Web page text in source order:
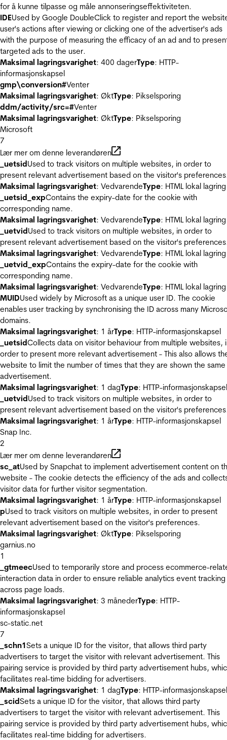
for å kunne tilpasse og måle annonseringseffektiviteten.
IDEUsed by Google DoubleClick to register and report the
user's actions after viewing or clicking one of the advertiser's ads
with the purpose of measuring the efficacy of an ad and to
targeted ads to the user.
Maksimal lagringsvarighet: 400 dagerType: HTTP-
informasjonskapsel
gmp\conversion#Venter
Maksimal lagringsvarighet: ØktType: Pikselsporing
ddm/activity/src=#Venter
Maksimal lagringsvarighet: ØktType: Pikselsporing
Microsoft
7
Lær mer om denne leverandøren
_uetsidUsed to track visitors on multiple websites, in order to
present relevant advertisement based on the visitor's
Maksimal lagringsvarighet: VedvarendeType: HTML lokal lagring
_uetsid_expContains the expiry-date for the cookie with
corresponding name.
Maksimal lagringsvarighet: VedvarendeType: HTML lokal lagring
_uetvidUsed to track visitors on multiple websites, in order to
present relevant advertisement based on the visitor's
Maksimal lagringsvarighet: VedvarendeType: HTML lokal lagring
_uetvid_expContains the expiry-date for the cookie with
corresponding name.
Maksimal lagringsvarighet: VedvarendeType: HTML lokal lagring
MUIDUsed widely by Microsoft as a unique user ID. The cookie
enables user tracking by synchronising the ID across many
domains.
Maksimal lagringsvarighet: 1 årType: HTTP-informasjonskapsel
_uetsidCollects data on visitor behaviour from multiple websites,
order to present more relevant advertisement - This also allows
website to limit the number of times that they are shown the same
advertisement.
Maksimal lagringsvarighet: 1 dagType: HTTP-informasjonskapsel
_uetvidUsed to track visitors on multiple websites, in order to
present relevant advertisement based on the visitor's
Maksimal lagringsvarighet: 1 årType: HTTP-informasjonskapsel
Snap Inc.
2
Lær mer om denne leverandøren
sc_atUsed by Snapchat to implement advertisement content on
website - The cookie detects the efficiency of the ads and
visitor data for further visitor segmentation.
Maksimal lagringsvarighet: 1 årType: HTTP-informasjonskapsel
pUsed to track visitors on multiple websites, in order to present
relevant advertisement based on the visitor's preferences.
Maksimal lagringsvarighet: ØktType: Pikselsporing
garnius.no
1
_gtmeecUsed to temporarily store and process ecommerce-
interaction data in order to ensure reliable analytics event tracking
across page loads.
Maksimal lagringsvarighet: 3 månederType: HTTP-
informasjonskapsel
sc-static.net
7
_schn1Sets a unique ID for the visitor, that allows third party
advertisers to target the visitor with relevant advertisement. This
pairing service is provided by third party advertisement hubs,
facilitates real-time bidding for advertisers.
Maksimal lagringsvarighet: 1 dagType: HTTP-informasjonskapsel
_scidSets a unique ID for the visitor, that allows third party
advertisers to target the visitor with relevant advertisement. This
pairing service is provided by third party advertisement hubs,
facilitates real-time bidding for advertisers.